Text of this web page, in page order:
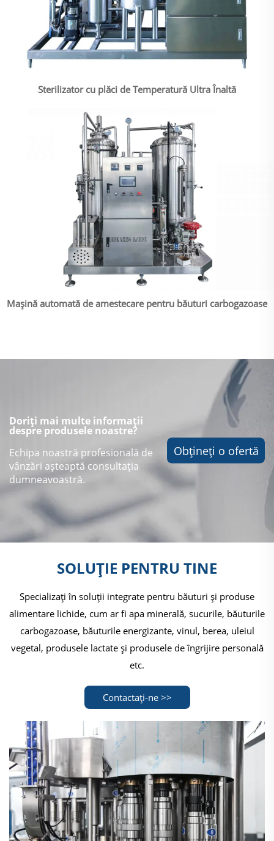
Sterilizator cu plăci de Temperatură Ultra Înaltă
Mașină automată de amestecare pentru băuturi carbogazoase
Doriți mai multe informații
despre produsele noastre?
Echipa noastră profesională de
vânzări așteaptă consultația
dumneavoastră.
Obțineți o ofertă
SOLUȚIE PENTRU TINE
Specializați în soluții integrate pentru băuturi și produse
alimentare lichide, cum ar fi apa minerală, sucurile, băuturile
carbogazoase, băuturile energizante, vinul, berea, uleiul
vegetal, produsele lactate și produsele de îngrijire personală
etc.
Contactați-ne >>